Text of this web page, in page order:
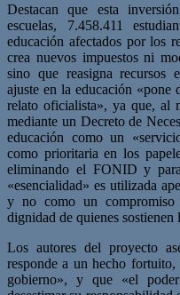
Destacan que esta
escuelas, 7.458.411
educación afectados por los
crea nuevos impuestos ni
sino que reasigna recursos
ajuste en la educación «pone
relato oficialista», ya que, al
mediante un Decreto de
educación como un
como prioritaria en los
eliminando el FONID y
«esencialidad» es utilizada
y no como un
dignidad de quienes sostienen
Los autores del proyecto
responde a un hecho
gobierno», y que «el